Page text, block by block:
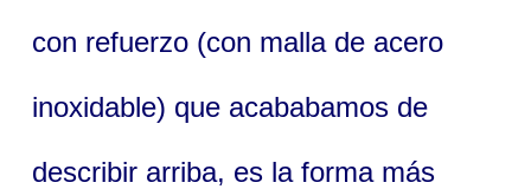
con refuerzo (con malla de acero
inoxidable) que acababamos de
describir arriba, es la forma más